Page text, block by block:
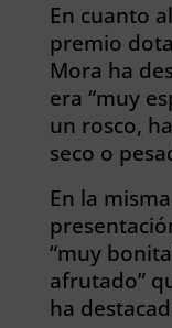
En cuanto
premio
Mora ha
era “muy
un rosco,
seco o
En la
“muy
afrutado”
ha